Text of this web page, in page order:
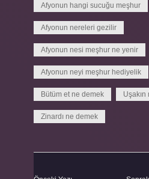
Afyonun hangi sucuğu meşhur
Afyonun nereleri gezilir
Afyonun nesi meşhur ne yenir
Afyonun neyi meşhur hediyelik
Bütüm et ne demek
Zinardı ne demek